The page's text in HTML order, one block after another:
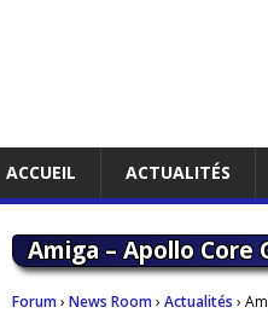
ACCUEIL ACTUALITÉS
Amiga – Apollo Core
Forum› News Room› Actualités ›